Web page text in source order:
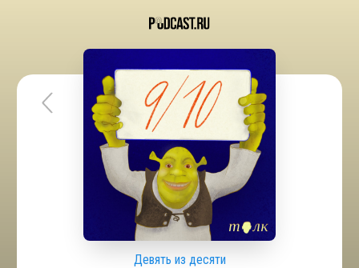
Девять из десяти